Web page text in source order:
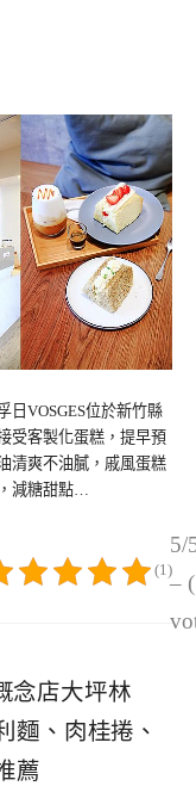
日VOSGES位於新竹縣
受客製化蛋糕，提早預
清爽不油膩，戚風蛋糕
減糖甜點…
5/
–
(1)
念店大坪林
麵、肉桂捲、
薦